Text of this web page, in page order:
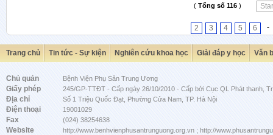
( Tổng số 116 )
2 3 4 5 6 -
Trang chủ Tin tức - Sự kiện Nghiên cứu khoa học Giải đáp y học Văn
Chủ quản Bệnh Viện Phụ Sản Trung Ương
Giấy phép 245/GP-TTĐT - Cấp ngày 26/10/2010 - Cấp bởi Cục QL Phát thanh,
Địa chỉ Số 1 Triệu Quốc Đạt, Phường Cửa Nam, TP. Hà Nội
Điện thoại 19001029
Fax (024) 38254638
Website
http://www.benhvienphusantrunguong.org.vn ; http://